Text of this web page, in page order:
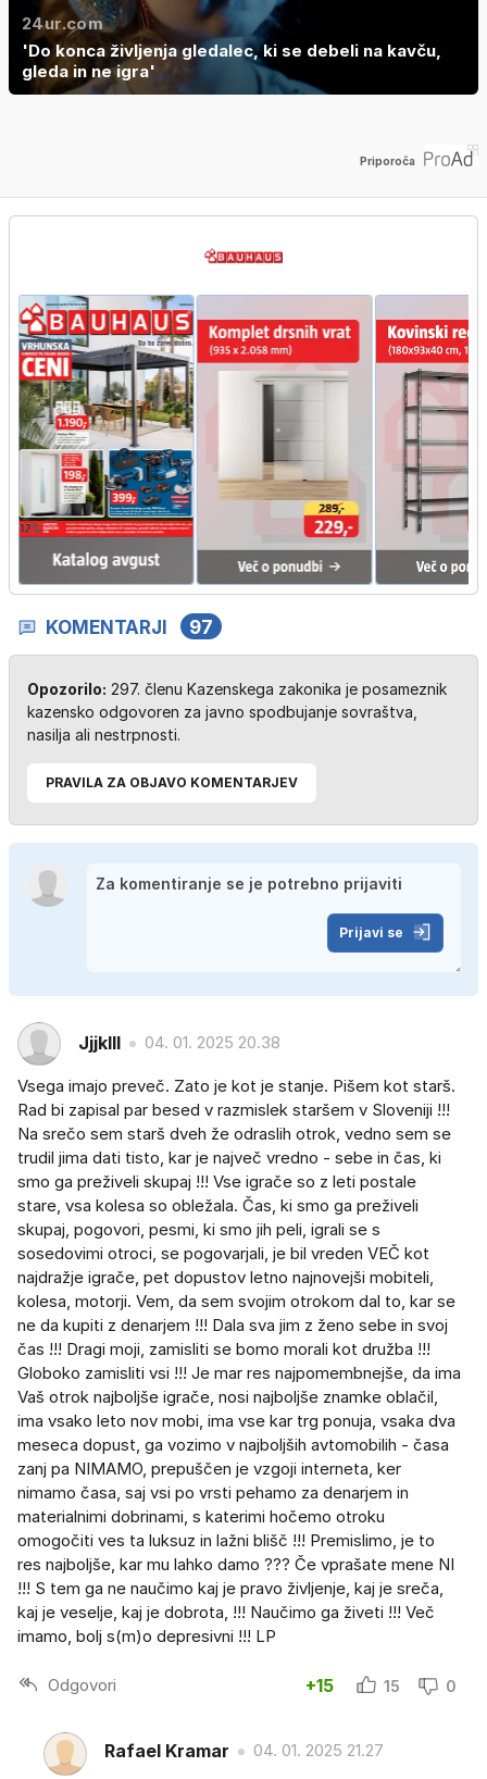
24ur.com
'Do konca življenja gledalec, ki se debeli na kavču,
gleda in ne igra'
Priporoča
KOMENTARJI 97
Opozorilo: 297. členu Kazenskega zakonika je posameznik
kazensko odgovoren za javno spodbujanje sovraštva,
nasilja ali nestrpnosti.
PRAVILA ZA OBJAVO KOMENTARJEV
Prijavi se
Jjjklll 04. 01. 2025 20.38
Vsega imajo preveč. Zato je kot je stanje. Pišem kot starš.
Rad bi zapisal par besed v razmislek staršem v Sloveniji !!!
Na srečo sem starš dveh že odraslih otrok, vedno sem se
trudil jima dati tisto, kar je največ vredno - sebe in čas, ki
smo ga preživeli skupaj !!! Vse igrače so z leti postale
stare, vsa kolesa so obležala. Čas, ki smo ga preživeli
skupaj, pogovori, pesmi, ki smo jih peli, igrali se s
sosedovimi otroci, se pogovarjali, je bil vreden VEČ kot
najdražje igrače, pet dopustov letno najnovejši mobiteli,
kolesa, motorji. Vem, da sem svojim otrokom dal to, kar se
ne da kupiti z denarjem !!! Dala sva jim z ženo sebe in svoj
čas !!! Dragi moji, zamisliti se bomo morali kot družba !!!
Globoko zamisliti vsi !!! Je mar res najpomembnejše, da ima
Vaš otrok najboljše igrače, nosi najboljše znamke oblačil,
ima vsako leto nov mobi, ima vse kar trg ponuja, vsaka dva
meseca dopust, ga vozimo v najboljših avtomobilih - časa
zanj pa NIMAMO, prepuščen je vzgoji interneta, ker
nimamo časa, saj vsi po vrsti pehamo za denarjem in
materialnimi dobrinami, s katerimi hočemo otroku
omogočiti ves ta luksuz in lažni blišč !!! Premislimo, je to
res najboljše, kar mu lahko damo ??? Če vprašate mene NI
!!! S tem ga ne naučimo kaj je pravo življenje, kaj je sreča,
kaj je veselje, kaj je dobrota, !!! Naučimo ga živeti !!! Več
imamo, bolj s(m)o depresivni !!! LP
Odgovori +15 15 0
Rafael Kramar 04. 01. 2025 21.27